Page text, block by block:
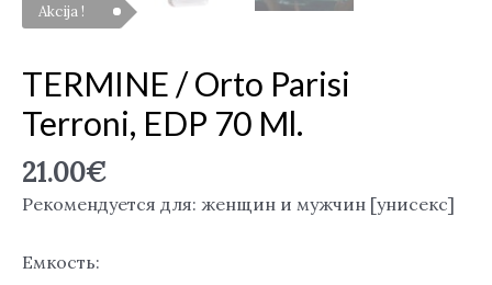
Akcija !
TERMINE / Orto Parisi
Terroni, EDP 70 Ml.
21.00€
Рекомендуется для: женщин и мужчин [унисекс]
Емкость: